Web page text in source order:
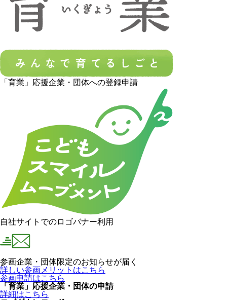
「育業」応援企業・団体への登録申請
自社サイトでのロゴバナー利用
参画企業・団体限定のお知らせが届く
詳しい参画メリットはこちら
参画申請はこちら
「育業」応援企業・団体の申請
詳細はこちら